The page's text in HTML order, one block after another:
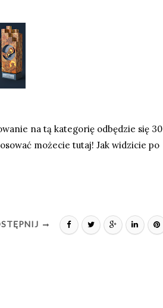
na tą kategorię odbędzie się 30
możecie tutaj! Jak widzicie po